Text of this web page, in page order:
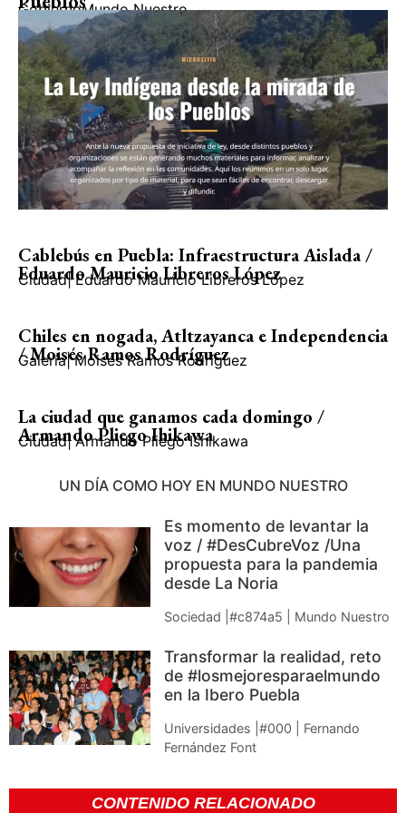
GobiernoMundo Nuestro
Cablebús en Puebla: Infraestructura Aislada /
Eduardo Mauricio Libreros López
Ciudad| Eduardo Mauricio Libreros López
Chiles en nogada, Atltzayanca e Independencia
/ Moisés Ramos Rodríguez
Galería| Moisés Ramos Rodríguez
La ciudad que ganamos cada domingo /
Armando Pliego Ihikawa
Ciudad| Armando Pliego Ishikawa
UN DÍA COMO HOY EN MUNDO NUESTRO
Es momento de levantar la
voz / #DesCubreVoz /Una
propuesta para la pandemia
desde La Noria
Sociedad |#c874a5 | Mundo Nuestro
Transformar la realidad, reto
de #losmejoresparaelmundo
en la Ibero Puebla
Universidades |#000 | Fernando
Fernández Font
CONTENIDO RELACIONADO